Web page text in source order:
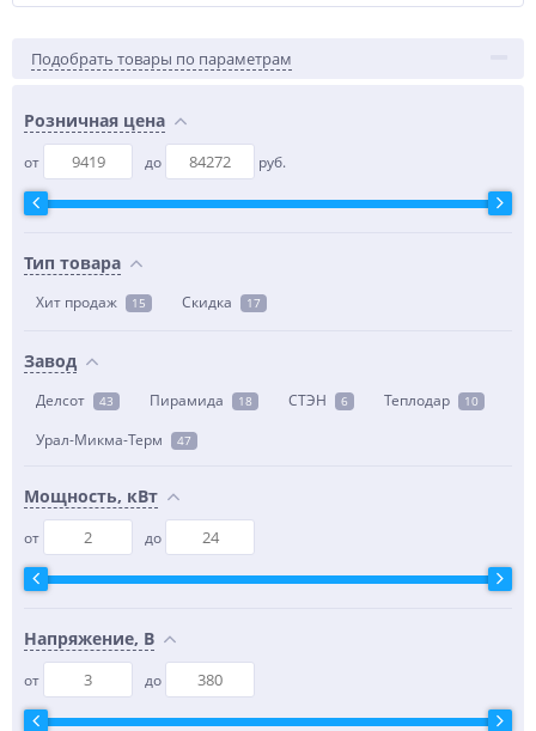
Подобрать товары по параметрам
Розничная цена
от до руб.
Тип товара
Хит продаж 15 Скидка 17
Завод
Делсот 43 Пирамида 18 СТЭН 6 Теплодар 10
Урал-Микма-Терм 47
Мощность, кВт
от до
Напряжение, В
от до